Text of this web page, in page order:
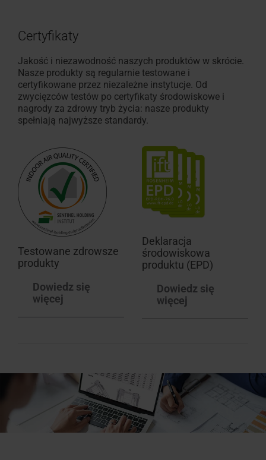
Certyfikaty
Jakość i niezawodność naszych produktów w skrócie.
Nasze produkty są regularnie testowane i
certyfikowane przez niezależne instytucje. Od
zwycięzców testów po certyfikaty środowiskowe i
nagrody za zdrowy tryb życia: nasze produkty
spełniają najwyższe standardy.
Testowane zdrowsze
produkty
Dowiedz się
więcej
Deklaracja
środowiskowa
produktu (EPD)
Dowiedz się
więcej